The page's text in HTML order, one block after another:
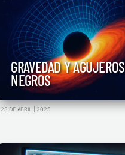
GRAVEDAD Y AGUJEROS
NEGROS
23 DE ABRIL | 2025